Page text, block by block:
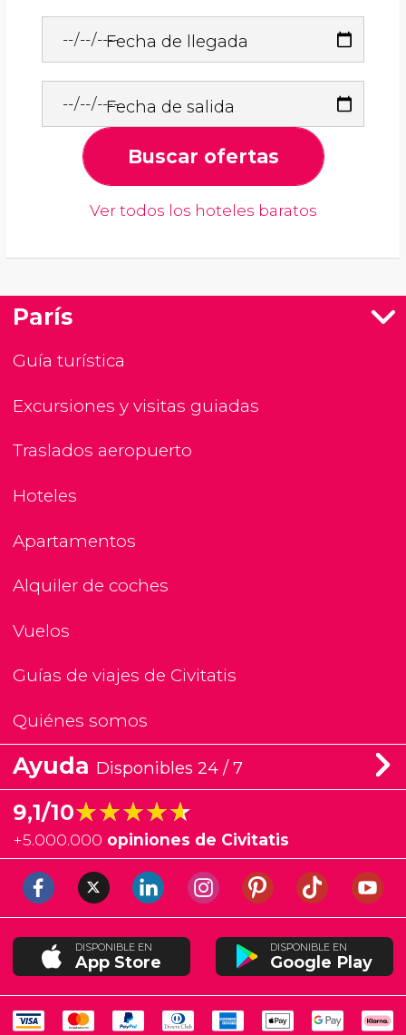
Fecha de llegada
Fecha de salida
Buscar ofertas
Ver todos los hoteles baratos
París
Guía turística
Excursiones y visitas guiadas
Traslados aeropuerto
Hoteles
Apartamentos
Alquiler de coches
Vuelos
Guías de viajes de Civitatis
Quiénes somos
Ayuda Disponibles 24 / 7
9,1/10★★★★★
★★★★★
+5.000.000 opiniones de Civitatis
DISPONIBLE EN
App Store
DISPONIBLE EN
Google Play